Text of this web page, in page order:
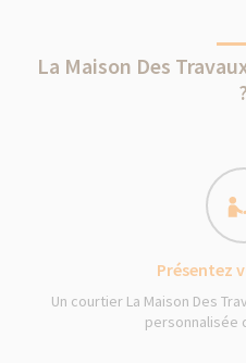
La Maison Des
Présentez
Un courtier La Maison Des
personnalisée